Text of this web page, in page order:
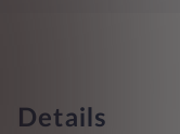
Details